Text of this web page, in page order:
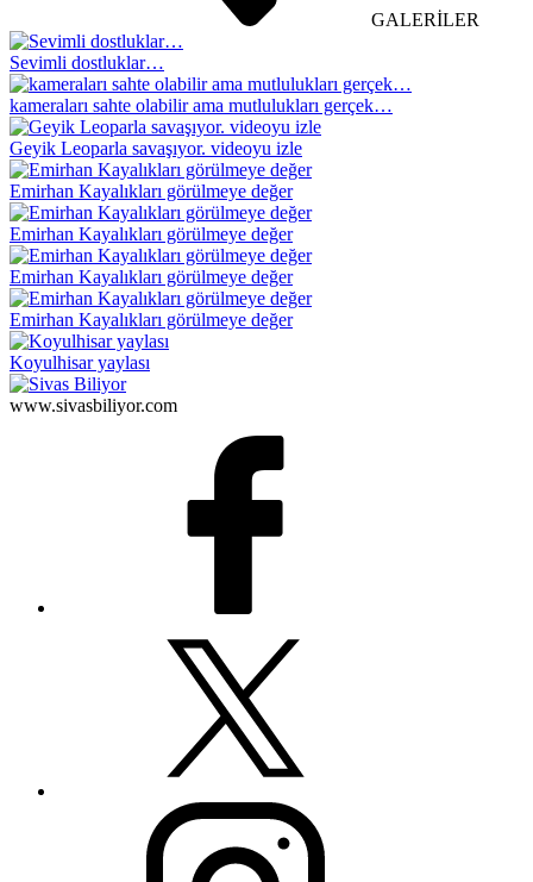
GALERİLER
Sevimli dostluklar…
kameraları sahte olabilir ama mutlulukları gerçek…
Geyik Leoparla savaşıyor. videoyu izle
Emirhan Kayalıkları görülmeye değer
Emirhan Kayalıkları görülmeye değer
Emirhan Kayalıkları görülmeye değer
Emirhan Kayalıkları görülmeye değer
Koyulhisar yaylası
www.sivasbiliyor.com